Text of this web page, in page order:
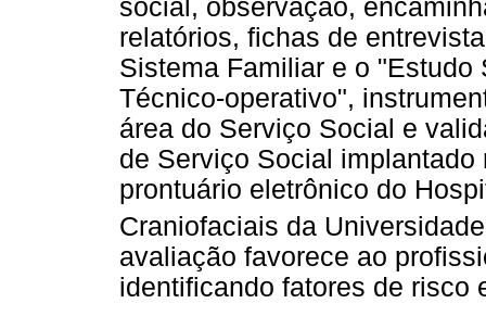
social, observação,
relatórios, fichas de
Sistema Familiar e o
Técnico-operativo",
área do Serviço Social e
de Serviço Social
prontuário eletrônico do
Craniofaciais da
avaliação favorece ao
identificando fatores de risco